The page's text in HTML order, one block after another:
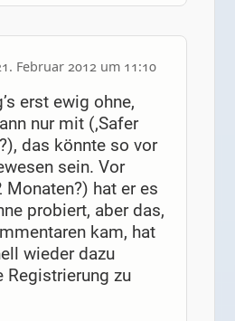
Februar 2012 um 11:10
erst ewig ohne,
nur mit (‚Safer
das könnte so vor
sein. Vor
hat er es
probiert, aber das,
kam, hat
wieder dazu
Registrierung zu